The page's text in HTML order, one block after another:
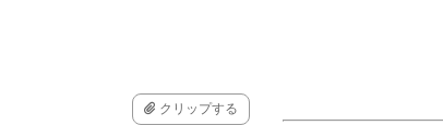
クリップする